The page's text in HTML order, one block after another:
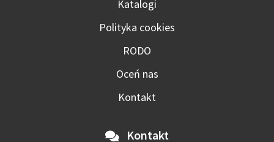
Katalogi
Polityka cookies
RODO
Oceń nas
Kontakt
Kontakt